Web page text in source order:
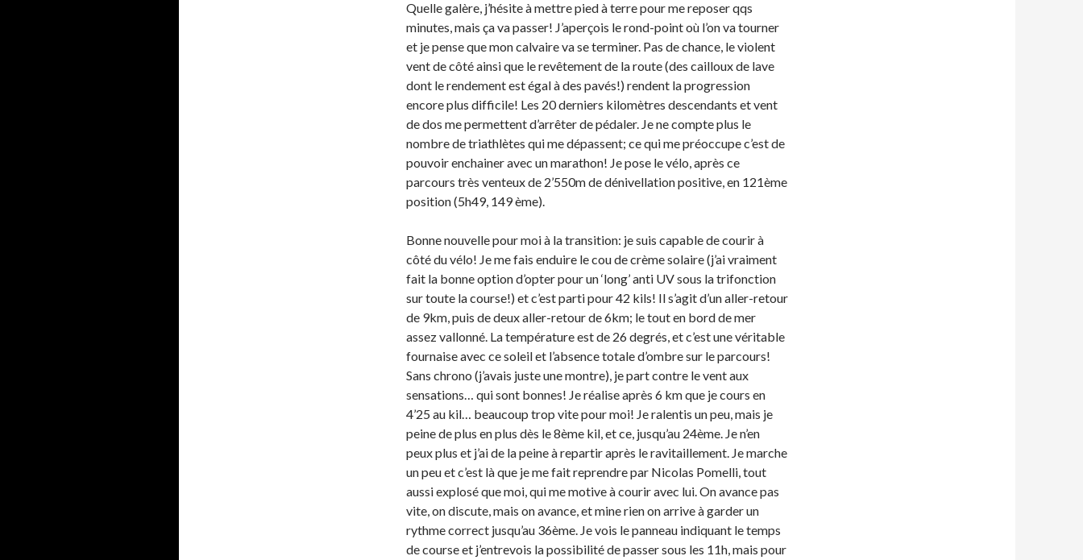
Quelle galère, j’hésite à mettre pied à terre pour me reposer qqs
minutes, mais ça va passer! J’aperçois le rond-point où l’on va tourner
et je pense que mon calvaire va se terminer. Pas de chance, le violent
vent de côté ainsi que le revêtement de la route (des cailloux de lave
dont le rendement est égal à des pavés!) rendent la progression
encore plus difficile! Les 20 derniers kilomètres descendants et vent
de dos me permettent d’arrêter de pédaler. Je ne compte plus le
nombre de triathlètes qui me dépassent; ce qui me préoccupe c’est de
pouvoir enchainer avec un marathon! Je pose le vélo, après ce
parcours très venteux de 2’550m de dénivellation positive, en 121ème
position (5h49, 149 ème).
Bonne nouvelle pour moi à la transition: je suis capable de courir à
côté du vélo! Je me fais enduire le cou de crème solaire (j’ai vraiment
fait la bonne option d’opter pour un ‘long’ anti UV sous la trifonction
sur toute la course!) et c’est parti pour 42 kils! Il s’agit d’un aller-retour
de 9km, puis de deux aller-retour de 6km; le tout en bord de mer
assez vallonné. La température est de 26 degrés, et c’est une véritable
fournaise avec ce soleil et l’absence totale d’ombre sur le parcours!
Sans chrono (j’avais juste une montre), je part contre le vent aux
sensations… qui sont bonnes! Je réalise après 6 km que je cours en
4’25 au kil… beaucoup trop vite pour moi! Je ralentis un peu, mais je
peine de plus en plus dès le 8ème kil, et ce, jusqu’au 24ème. Je n’en
peux plus et j’ai de la peine à repartir après le ravitaillement. Je marche
un peu et c’est là que je me fait reprendre par Nicolas Pomelli, tout
aussi explosé que moi, qui me motive à courir avec lui. On avance pas
vite, on discute, mais on avance, et mine rien on arrive à garder un
rythme correct jusqu’au 36ème. Je vois le panneau indiquant le temps
de course et j’entrevois la possibilité de passer sous les 11h, mais pour